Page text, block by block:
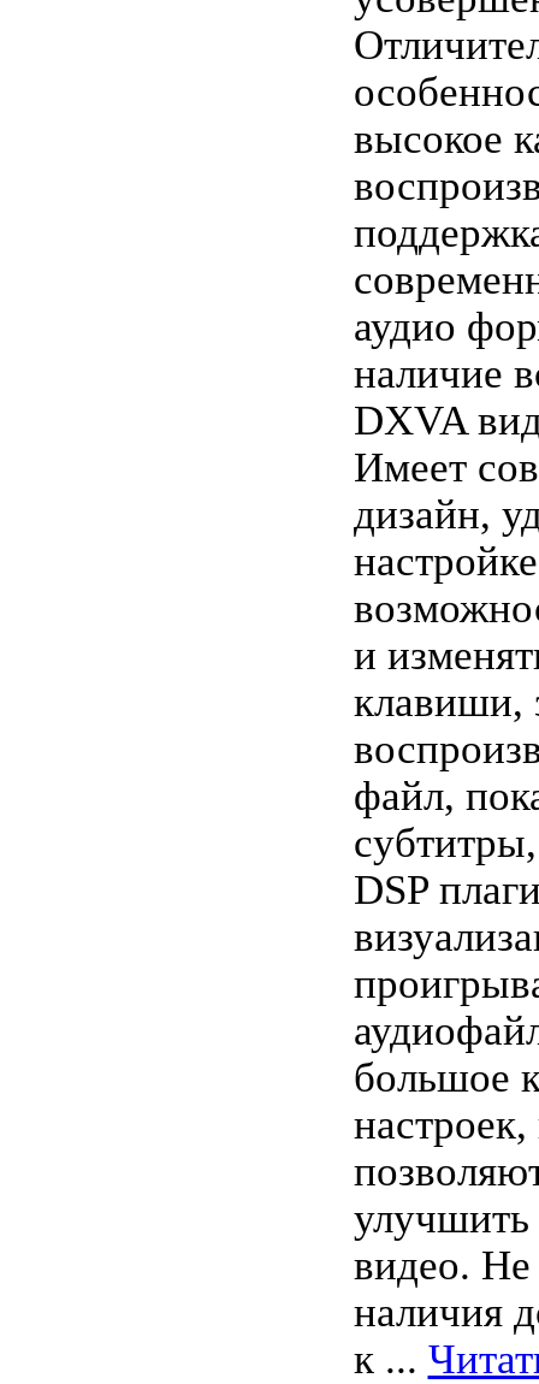
высокое
аудио
наличие
DXVA
Имеет
дизайн,
и
клавиши,
файл,
DSP
большое
улучшить
видео. Не
наличия
к ...